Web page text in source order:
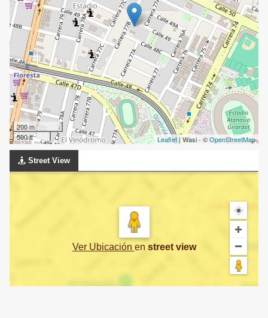
200 m
500 ft
Leaflet| Wasi - ©OpenStreetMap
Street View
Ver Ubicación en street view